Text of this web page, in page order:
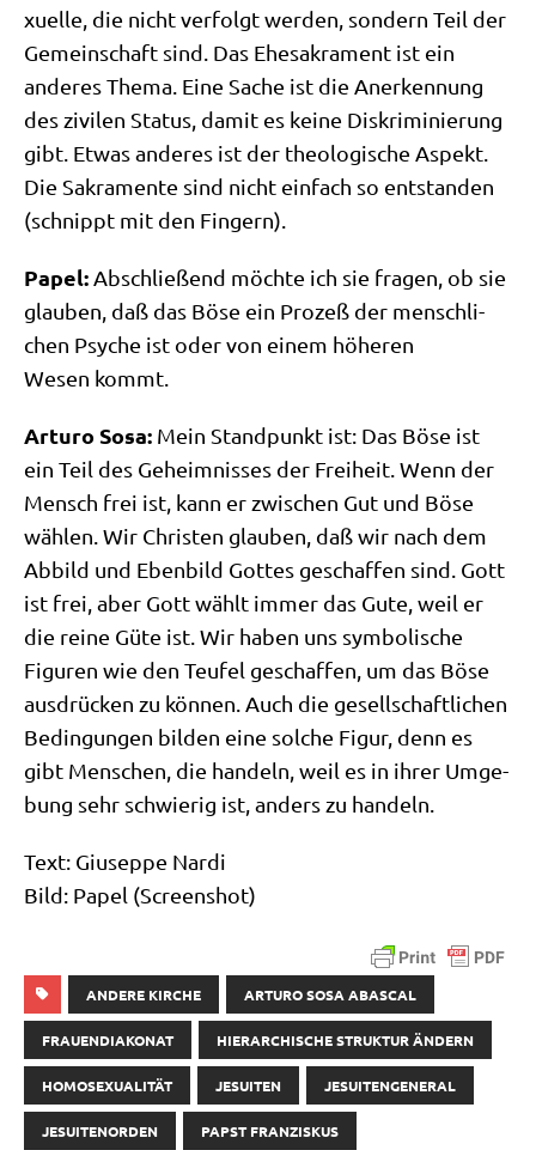
xu­el­le, die nicht ver­folgt wer­den, son­dern Teil der
Gemein­schaft sind. Das Ehe­sa­kra­ment ist ein
ande­res The­ma. Eine Sache ist die Aner­ken­nung
des zivi­len Sta­tus, damit es kei­ne Dis­kri­mi­nie­rung
gibt. Etwas ande­res ist der theo­lo­gi­sche Aspekt.
Die Sakra­men­te sind nicht ein­fach so ent­stan­den
(schnippt mit den Fingern).
Papel:Abschlie­ßend möch­te ich sie fra­gen, ob sie
glau­ben, daß das Böse ein Pro­zeß der mensch­li­
chen Psy­che ist oder von einem höhe­ren
Wesen kommt.
Arturo Sosa: Mein Stand­punkt ist: Das Böse ist
ein Teil des Geheim­nis­ses der Frei­heit. Wenn der
Mensch frei ist, kann er zwi­schen Gut und Böse
wäh­len. Wir Chri­sten glau­ben, daß wir nach dem
Abbild und Eben­bild Got­tes geschaf­fen sind. Gott
ist frei, aber Gott wählt immer das Gute, weil er
die rei­ne Güte ist. Wir haben uns sym­bo­li­sche
Figu­ren wie den Teu­fel geschaf­fen, um das Böse
aus­drücken zu kön­nen. Auch die gesell­schaft­li­chen
Bedin­gun­gen bil­den eine sol­che Figur, denn es
gibt Men­schen, die han­deln, weil es in ihrer Umge­
bung sehr schwie­rig ist, anders zu handeln.
Text: Giu­sep­pe Nardi
Bild: Papel (Screen­shot)
ANDERE KIRCHE ARTURO SOSA ABASCAL
FRAUENDIAKONAT HIERARCHISCHE STRUKTUR ÄNDERN
HOMOSEXUALITÄT JESUITEN JESUITENGENERAL
JESUITENORDEN PAPST FRANZISKUS